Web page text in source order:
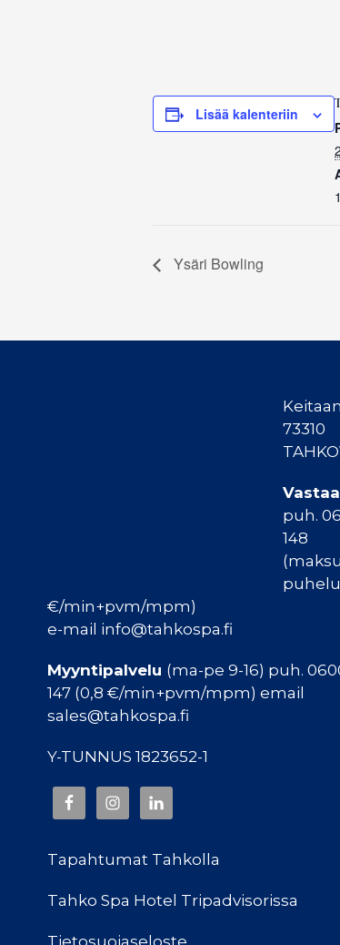
Lisää kalenteriin
Ysäri Bowling
73310
puh.
148
€/min+pvm/mpm)
e-mail info@tahkospa.fi
Myyntipalvelu (ma-pe 9-16) puh.
147 (0,8 €/min+pvm/mpm) email
sales@tahkospa.fi
Y-TUNNUS 1823652-1
Tapahtumat Tahkolla
Tahko Spa Hotel Tripadvisorissa
Tietosuojaseloste